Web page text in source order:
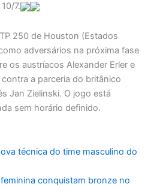
7.
250 de Houston (Estados
adversários na próxima fase
os austríacos Alexander Erler e
a parceria do britânico
Jan Zielinski. O jogo está
sem horário definido.
técnica do time masculino do
conquistam bronze no